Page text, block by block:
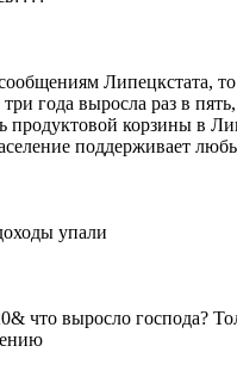
Липецкстата, то
года выросла раз в
продуктовой корзины в
поддерживает
упали
что выросло господа?